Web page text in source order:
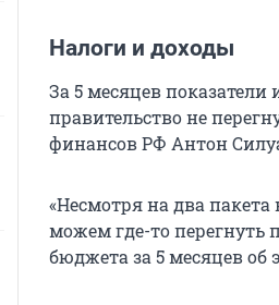
Налоги и доходы
За 5 месяцев
правительство не
финансов РФ Антон
«Несмотря на два
можем где-то перегнуть
бюджета за 5 месяцев об